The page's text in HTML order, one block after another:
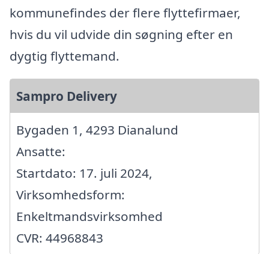
kommunefindes der flere flyttefirmaer,
hvis du vil udvide din søgning efter en
dygtig flyttemand.
Sampro Delivery
Bygaden 1, 4293 Dianalund
Ansatte:
Startdato: 17. juli 2024,
Virksomhedsform:
Enkeltmandsvirksomhed
CVR: 44968843